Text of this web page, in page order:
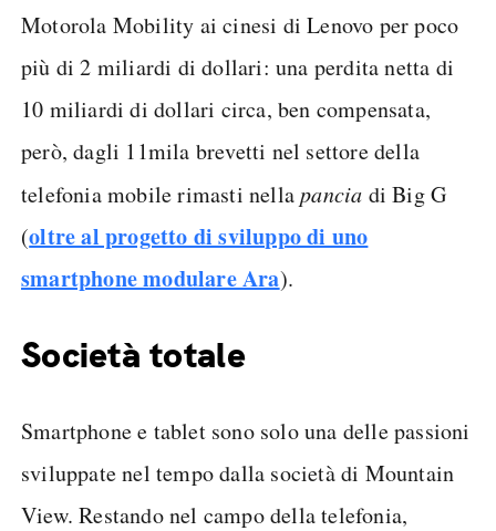
Motorola Mobility ai cinesi di Lenovo per poco
più di 2 miliardi di dollari: una perdita netta di
10 miliardi di dollari circa, ben compensata,
però, dagli 11mila brevetti nel settore della
telefonia mobile rimasti nellapancia di Big G
(oltre al progetto di sviluppo di uno
smartphone modulare Ara).
Società totale
Smartphone e tablet sono solo una delle passioni
sviluppate nel tempo dalla società di Mountain
View. Restando nel campo della telefonia,